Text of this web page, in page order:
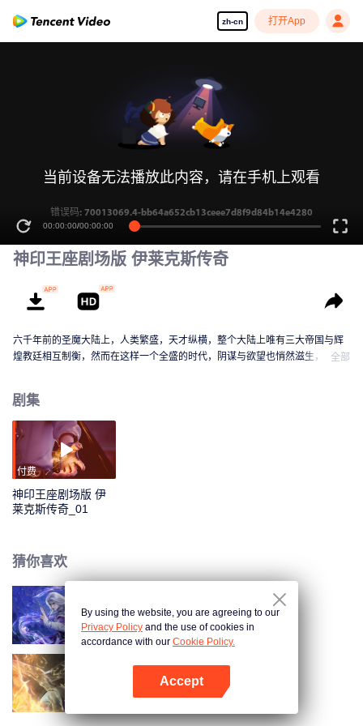
zh-cn 打开App
当前设备无法播放此内容，请在手机上观看
错误码: 70013069.4-bb64a652cb13ceee7d8f9d84b14e4280
00:00:00/00:00:00
神印王座剧场版 伊莱克斯传奇
六千年前的圣魔大陆上，人类繁盛，天才纵横，整个大陆上唯有三大帝国与辉
煌教廷相互制衡，然而在这样一个全盛的时代，阴谋与欲望也悄然滋生，逐渐
复仇。
全部
剧集
付费
神印王座剧场版 伊
莱克斯传奇_01
猜你喜欢
仙逆速览版
长生界
By using the website, you are agreeing to our
Privacy Policy and the use of cookies in
accordance with our Cookie Policy.
Accept